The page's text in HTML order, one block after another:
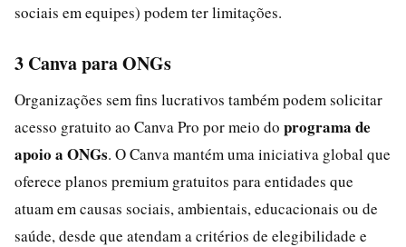
sociais em equipes) podem ter limitações.
3 Canva para ONGs
Organizações sem fins lucrativos também podem solicitar
acesso gratuito ao Canva Pro por meio do programa de
apoio a ONGs. O Canva mantém uma iniciativa global que
oferece planos premium gratuitos para entidades que
atuam em causas sociais, ambientais, educacionais ou de
saúde, desde que atendam a critérios de elegibilidade e